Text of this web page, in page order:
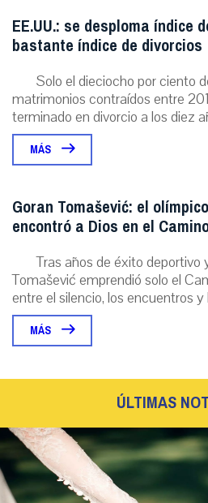
EE.UU.: se desploma índice
bastante índice de divorcios
Solo el dieciocho por ciento
matrimonios contraídos entre
terminado en divorcio a los diez
MÁS
Goran Tomašević: el
encontró a Dios en el
Tras años de éxito deportivo
Tomašević emprendió solo el
entre el silencio, los encuentros y
MÁS
ÚLTIMAS